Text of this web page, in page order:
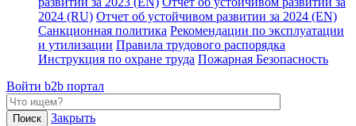
2024 (RU) Отчет об устойчивом развитии за 2024 (EN)
Санкционная политика Рекомендации по эксплуатации
и утилизации Правила трудового распорядка
Инструкция по охране труда Пожарная Безопасность
Войти b2b портал
Закрыть